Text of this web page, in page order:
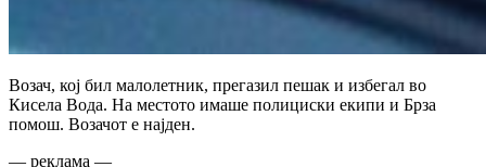
Возач, кој бил малолетник, прегазил пешак и избегал во
Кисела Вода. На местото имаше полициски екипи и Брза
помош. Возачот е најден.
— реклама —